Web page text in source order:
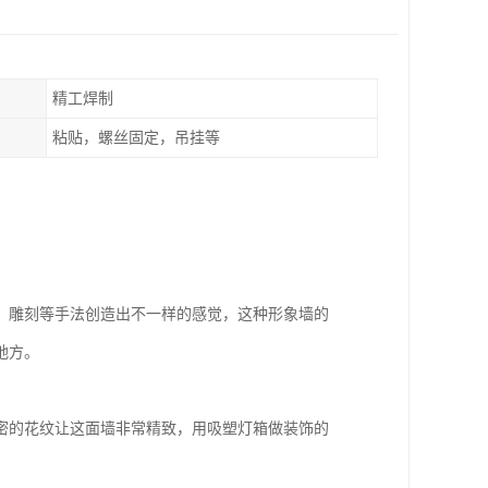
精工焊制
粘贴，螺丝固定，吊挂等
刻等手法创造出不一样的感觉，这种形象墙的
。
花纹让这面墙非常精致，用吸塑灯箱做装饰的